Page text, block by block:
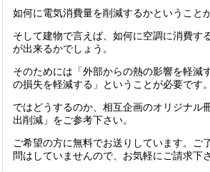
如何に電気消費量を削減するかということ
そして建物で言えば、如何に空調に消費す
が出来るかでしょう。
そのためには「外部からの熱の影響を軽減
の損失を軽減する」ということが必要です。
ではどうするのか、相互企画のオリジナル
出削減」をご参考下さい。
ご希望の方に無料でお送りしています。ご
問はしていませんので、お気軽にご請求下さ